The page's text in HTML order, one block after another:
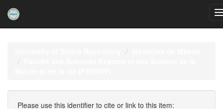
Please use this identifier to cite or link to this item: